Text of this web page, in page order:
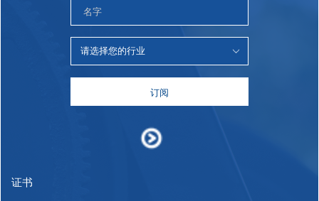
订阅
证书